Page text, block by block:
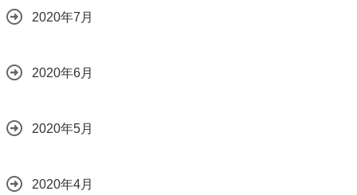
2020年7月
2020年6月
2020年5月
2020年4月